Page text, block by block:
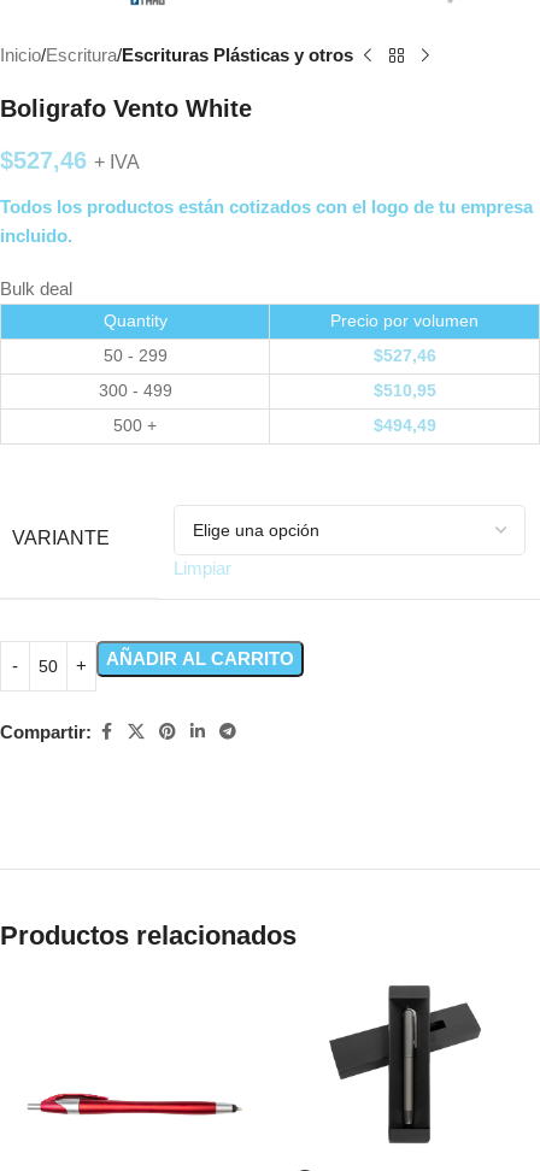
Inicio Escritura Escrituras Plásticas y otros
Boligrafo Vento White
$527,46 + IVA
Todos los productos están cotizados con el logo de tu empresa
incluido.
Bulk deal
Quantity
Precio por volumen
50 - 299
$527,46
300 - 499
$510,95
500 +
$494,49
VARIANTE
Limpiar
AÑADIR AL CARRITO
Compartir:
Productos relacionados